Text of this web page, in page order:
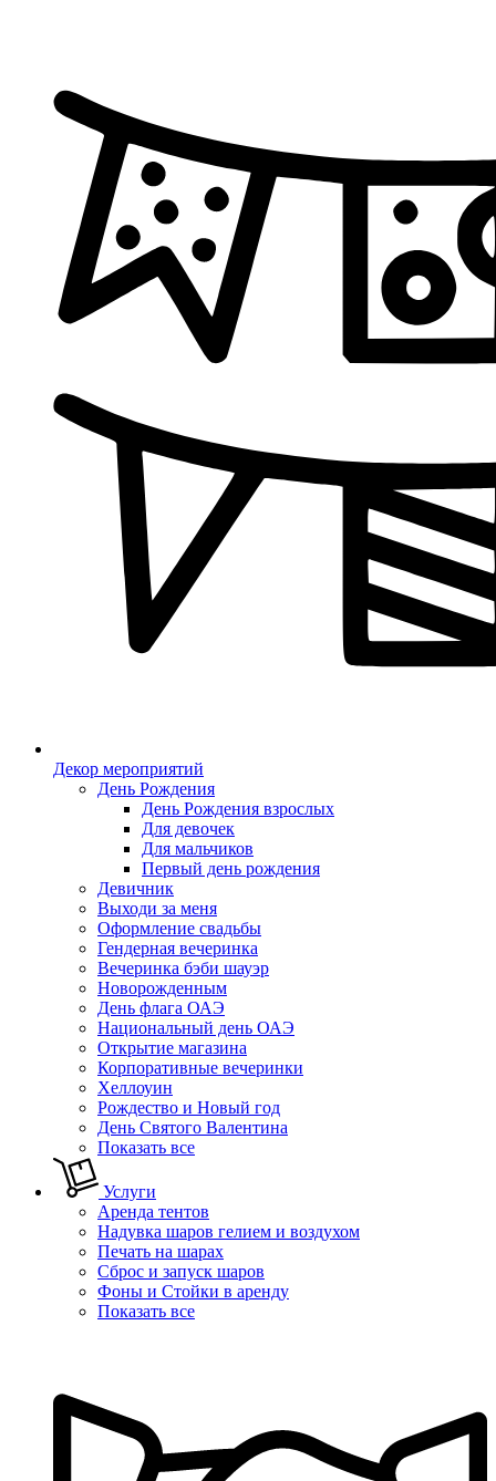
Декор мероприятий
День Рождения
День Рождения взрослых
Для девочек
Для мальчиков
Первый день рождения
Девичник
Выходи за меня
Оформление свадьбы
Гендерная вечеринка
Вечеринка бэби шауэр
Новорожденным
День флага ОАЭ
Национальный день ОАЭ
Открытие магазина
Корпоративные вечеринки
Хеллоуин
Рождество и Новый год
День Святого Валентина
Показать все
Услуги
Аренда тентов
Надувка шаров гелием и воздухом
Печать на шарах
Сброс и запуск шаров
Фоны и Стойки в аренду
Показать все